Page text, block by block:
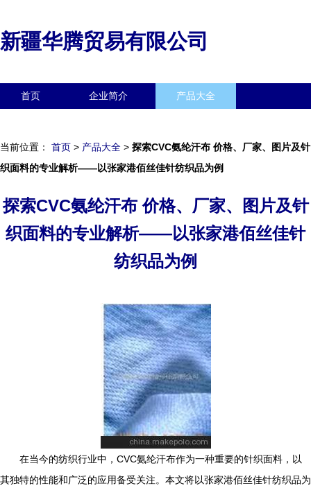
新疆华腾贸易有限公司
首页 企业简介 产品大全
当前位置： 首页 > 产品大全 > 探索CVC氨纶汗布 价格、厂家、图片及针
织面料的专业解析——以张家港佰丝佳针纺织品为例
探索CVC氨纶汗布 价格、厂家、图片及针
织面料的专业解析——以张家港佰丝佳针
纺织品为例
在当今的纺织行业中，CVC氨纶汗布作为一种重要的针织面料，以
其独特的性能和广泛的应用备受关注。本文将以张家港佰丝佳针纺织品为